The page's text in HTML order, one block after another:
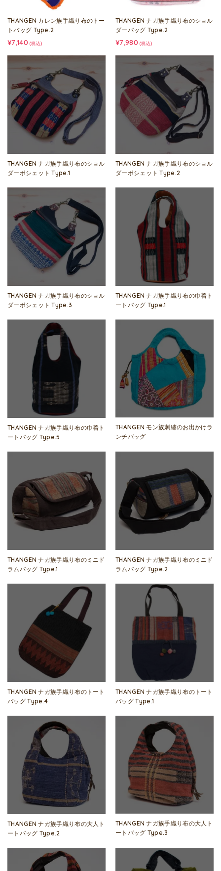
THANGEN カレン族手織り布のトー
トバッグ Type.2
¥7,140 (税込)
THANGEN ナガ族手織り布のショル
ダーバッグ Type.2
¥7,980 (税込)
THANGEN ナガ族手織り布のショル
ダーポシェット Type.1
THANGEN ナガ族手織り布のショル
ダーポシェット Type.2
THANGEN ナガ族手織り布のショル
ダーポシェット Type.3
THANGEN ナガ族手織り布の巾着ト
ートバッグ Type.1
THANGEN ナガ族手織り布の巾着ト
ートバッグ Type.5
THANGEN モン族刺繍のお出かけラ
ンチバッグ
THANGEN ナガ族手織り布のミニド
ラムバッグ Type.1
THANGEN ナガ族手織り布のミニド
ラムバッグ Type.2
THANGEN ナガ族手織り布のトート
バッグ Type.4
THANGEN ナガ族手織り布のトート
バッグ Type.1
THANGEN ナガ族手織り布の大人ト
ートバッグ Type.2
THANGEN ナガ族手織り布の大人ト
ートバッグ Type.3